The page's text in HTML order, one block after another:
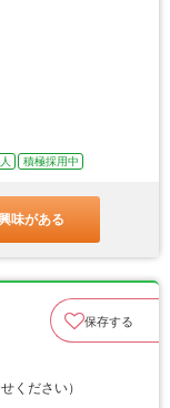
積極採用中
味がある
保存する
ください）